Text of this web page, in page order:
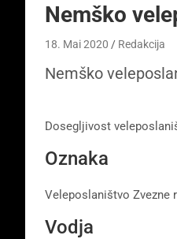
Nemško
18. Mai 2020 Redakcija
Nemško
Dosegljivost
Oznaka
Veleposlaništvo Zvezne
Vodja